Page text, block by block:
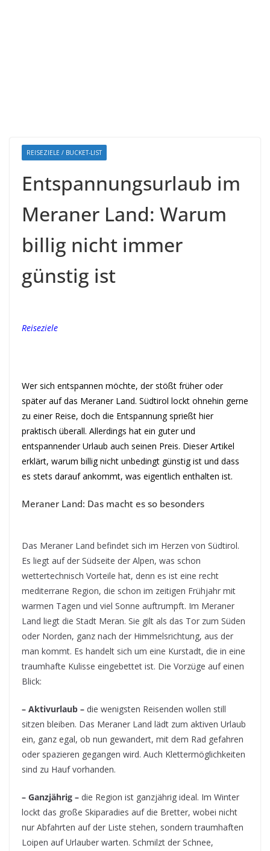
REISEZIELE / BUCKET-LIST
Entspannungsurlaub im
Meraner Land: Warum
billig nicht immer
günstig ist
Reiseziele
Wer sich entspannen möchte, der stößt früher oder
später auf das Meraner Land. Südtirol lockt ohnehin gerne
zu einer Reise, doch die Entspannung sprießt hier
praktisch überall. Allerdings hat ein guter und
entspannender Urlaub auch seinen Preis. Dieser Artikel
erklärt, warum billig nicht unbedingt günstig ist und dass
es stets darauf ankommt, was eigentlich enthalten ist.
Meraner Land: Das macht es so besonders
Das Meraner Land befindet sich im Herzen von Südtirol.
Es liegt auf der Südseite der Alpen, was schon
wettertechnisch Vorteile hat, denn es ist eine recht
mediterrane Region, die schon im zeitigen Frühjahr mit
warmen Tagen und viel Sonne auftrumpft. Im Meraner
Land liegt die Stadt Meran. Sie gilt als das Tor zum Süden
oder Norden, ganz nach der Himmelsrichtung, aus der
man kommt. Es handelt sich um eine Kurstadt, die in eine
traumhafte Kulisse eingebettet ist. Die Vorzüge auf einen
Blick:
– Aktivurlaub – die wenigsten Reisenden wollen still
sitzen bleiben. Das Meraner Land lädt zum aktiven Urlaub
ein, ganz egal, ob nun gewandert, mit dem Rad gefahren
oder spazieren gegangen wird. Auch Klettermöglichkeiten
sind zu Hauf vorhanden.
– Ganzjährig – die Region ist ganzjährig ideal. Im Winter
lockt das große Skiparadies auf die Bretter, wobei nicht
nur Abfahrten auf der Liste stehen, sondern traumhaften
Loipen auf Urlauber warten. Schmilzt der Schnee,